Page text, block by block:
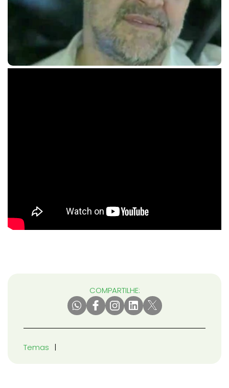
COMPARTILHE:
Temas